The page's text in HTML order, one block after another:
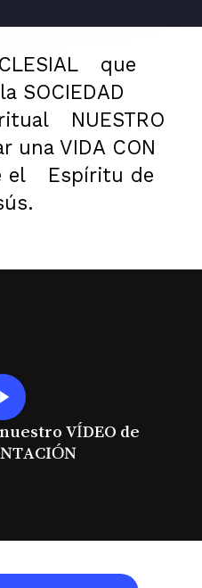
que
SOCIEDAD
NUESTRO
una VIDA CON
el
Espíritu de
VÍDEO de